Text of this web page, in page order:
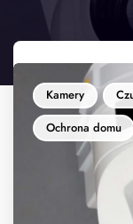
Kamery
Ochrona domu